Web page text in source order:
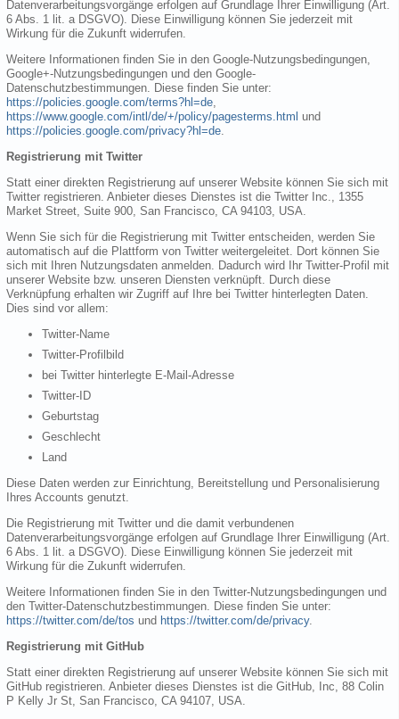
Datenverarbeitungsvorgänge erfolgen auf Grundlage Ihrer Einwilligung (Art.
6 Abs. 1 lit. a DSGVO). Diese Einwilligung können Sie jederzeit mit
Wirkung für die Zukunft widerrufen.
Weitere Informationen finden Sie in den Google-Nutzungsbedingungen,
Google+-Nutzungsbedingungen und den Google-
Datenschutzbestimmungen. Diese finden Sie unter:
https://policies.google.com/terms?hl=de,
https://www.google.com/intl/de/+/policy/pagesterms.html und
https://policies.google.com/privacy?hl=de.
Registrierung mit Twitter
Statt einer direkten Registrierung auf unserer Website können Sie sich mit
Twitter registrieren. Anbieter dieses Dienstes ist die Twitter Inc., 1355
Market Street, Suite 900, San Francisco, CA 94103, USA.
Wenn Sie sich für die Registrierung mit Twitter entscheiden, werden Sie
automatisch auf die Plattform von Twitter weitergeleitet. Dort können Sie
sich mit Ihren Nutzungsdaten anmelden. Dadurch wird Ihr Twitter-Profil mit
unserer Website bzw. unseren Diensten verknüpft. Durch diese
Verknüpfung erhalten wir Zugriff auf Ihre bei Twitter hinterlegten Daten.
Dies sind vor allem:
Twitter-Name
Twitter-Profilbild
bei Twitter hinterlegte E-Mail-Adresse
Twitter-ID
Geburtstag
Geschlecht
Land
Diese Daten werden zur Einrichtung, Bereitstellung und Personalisierung
Ihres Accounts genutzt.
Die Registrierung mit Twitter und die damit verbundenen
Datenverarbeitungsvorgänge erfolgen auf Grundlage Ihrer Einwilligung (Art.
6 Abs. 1 lit. a DSGVO). Diese Einwilligung können Sie jederzeit mit
Wirkung für die Zukunft widerrufen.
Weitere Informationen finden Sie in den Twitter-Nutzungsbedingungen und
den Twitter-Datenschutzbestimmungen. Diese finden Sie unter:
https://twitter.com/de/tos und https://twitter.com/de/privacy.
Registrierung mit GitHub
Statt einer direkten Registrierung auf unserer Website können Sie sich mit
GitHub registrieren. Anbieter dieses Dienstes ist die GitHub, Inc, 88 Colin
P Kelly Jr St, San Francisco, CA 94107, USA.